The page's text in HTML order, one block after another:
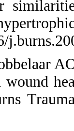
and
Penn JW,
b family
Int J